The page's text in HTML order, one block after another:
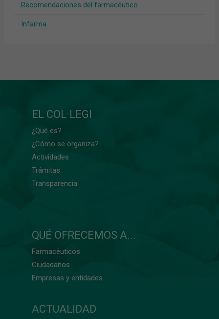
Recomendaciones del farmacéutico
Infarma
EL COL·LEGI
¿Qué es?
¿Cómo se organiza?
Actividades
Trámitas
Transparencia
QUÉ OFRECEMOS A...
Farmacéuticos
Ciudadanos
Empresas y entidades
ACTUALIDAD